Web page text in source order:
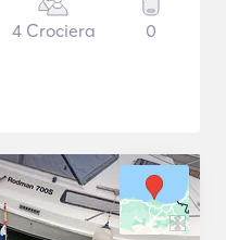
4 Crociera 0